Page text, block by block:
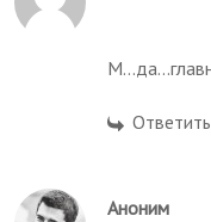
Ответить
Аноним